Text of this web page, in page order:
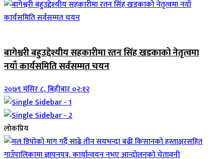
बागेश्वरी बहुउद्देश्यीय सहकारीमा रतन सिंह खडकाको नेतृत्वमा
नयाँ कार्यसमिति सर्वसम्मत चयन
२०७९ मंसिर ८, बिहीबार ०२:१२
लोकप्रिय